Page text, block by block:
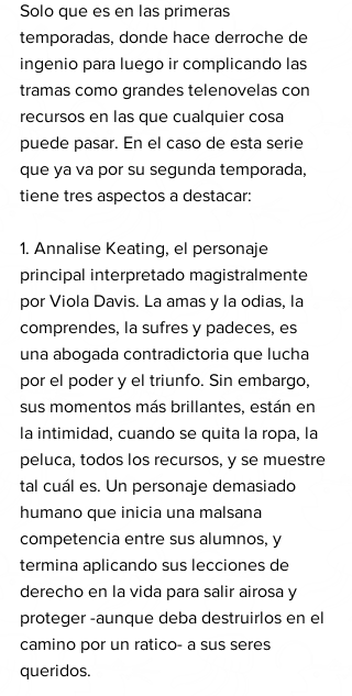
Solo que es en las primeras
temporadas, donde hace derroche de
ingenio para luego ir complicando las
tramas como grandes telenovelas con
recursos en las que cualquier cosa
puede pasar. En el caso de esta serie
que ya va por su segunda temporada,
tiene tres aspectos a destacar:
1. Annalise Keating, el personaje
principal interpretado magistralmente
por Viola Davis. La amas y la odias, la
comprendes, la sufres y padeces, es
una abogada contradictoria que lucha
por el poder y el triunfo. Sin embargo,
sus momentos más brillantes, están en
la intimidad, cuando se quita la ropa, la
peluca, todos los recursos, y se muestre
tal cuál es. Un personaje demasiado
humano que inicia una malsana
competencia entre sus alumnos, y
termina aplicando sus lecciones de
derecho en la vida para salir airosa y
proteger -aunque deba destruirlos en el
camino por un ratico- a sus seres
queridos.